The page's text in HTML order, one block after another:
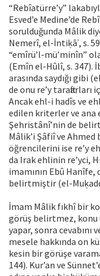
“Rebîatürre’y”
Esved’e Medine’de
sorulduğunda Mâlik
Nemerî, el-İntiḳāʾ, s.
“emîrü’l-mü’minîn”
(Emîn el-Hûlî, s. 347).
arasında saydığı gibi
de onu re’y
Ancak ehl-i hadîs ve
edilen kriterler ve ana
Şehristânî’nin de
Mâlik’i Şâfiî ve
öğrencilerini ise re’y
da Irak ehlinin re’yci,
imamının Ebû
belirtmiştir (el-
İmam Mâlik fıkhî bir
görüş belirtmez, konu
yapar, sonra cevabını
mesele hakkında on
kesin bir görüşe
144). Kur’an ve